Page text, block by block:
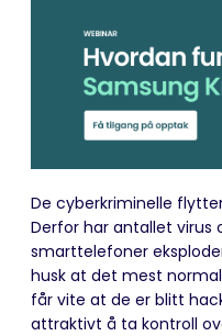
De cyberkriminelle
Derfor har antallet virus
smarttelefoner
husk at det mest
får vite at de er blitt
attraktivt å ta kontroll